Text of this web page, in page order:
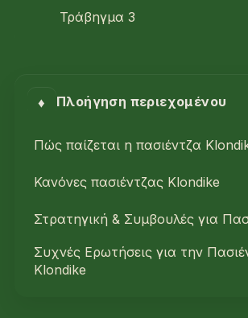
Τράβηγμα 3
♦ Πλοήγηση περιεχομένου
Πώς παίζεται η πασιέντζα
Κανόνες πασιέντζας Klondike
Στρατηγική & Συμβουλές για
Συχνές Ερωτήσεις για την
Klondike